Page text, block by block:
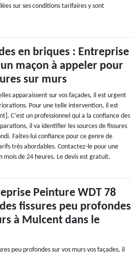
sur ses conditions tarifaires y sont
en briques : Entreprise
maçon à appeler pour
sur murs
apparaissent sur vos façades, il est urgent
Pour une telle intervention, il est
C’est un professionnel qui a la confiance des
il va identifier les sources de fissures
Faites-lui confiance pour ce genre de
très abordables. Contactez-le pour une
mois de 24 heures. Le devis est gratuit.
Peinture WDT 78
fissures peu profondes
à Mulcent dans le
peu profondes sur vos murs vos façades, il